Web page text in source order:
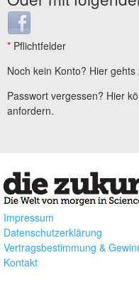
Login with Facebook
* Pflichtfelder
Noch kein Konto? Hier gehts
Passwort vergessen? Hier
anfordern.
Impressum
Datenschutzerklärung
Vertragsbestimmung &
Kontakt